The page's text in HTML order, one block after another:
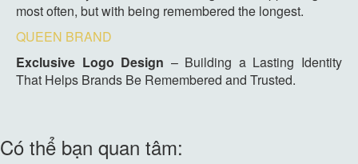
most often, but with being remembered the longest.
QUEEN BRAND
Exclusive Logo Design – Building a Lasting Identity
That Helps Brands Be Remembered and Trusted.
Có thể bạn quan tâm: